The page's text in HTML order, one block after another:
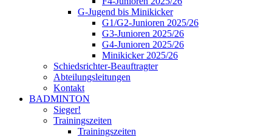
G-Jugend bis Minikicker
G1/G2-Junioren 2025/26
G3-Junioren 2025/26
G4-Junioren 2025/26
Minikicker 2025/26
Schiedsrichter-Beauftragter
Abteilungsleitungen
Kontakt
BADMINTON
Sieger!
Trainingszeiten
Trainingszeiten